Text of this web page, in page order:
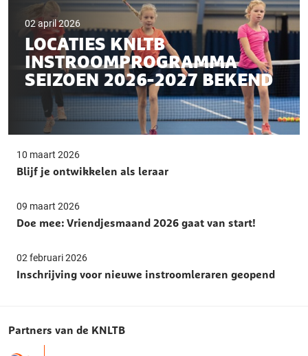
02 april 2026
LOCATIES KNLTB
INSTROOMPROGRAMMA
SEIZOEN 2026-2027 BEKEND
10 maart 2026
Blijf je ontwikkelen als leraar
09 maart 2026
Doe mee: Vriendjesmaand 2026 gaat van start!
02 februari 2026
Inschrijving voor nieuwe instroomleraren geopend
Partners van de KNLTB